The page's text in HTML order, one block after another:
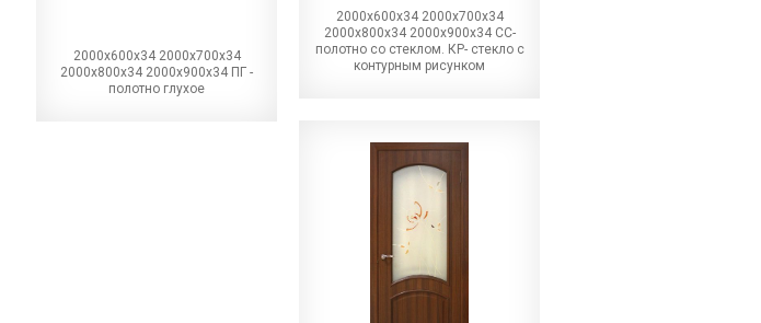
2000х600х34 2000х700х34
2000х800х34 2000х900х34 ПГ -
полотно глухое
2000х600х34 2000х700х34
2000х800х34 2000х900х34 СС-
полотно со стеклом. КР- стекло с
контурным рисунком